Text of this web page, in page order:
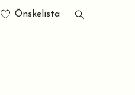
Önskelista